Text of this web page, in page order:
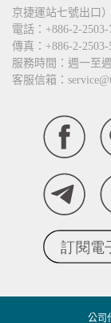
京捷運站七號出口）
電話：+886-2-
傳真：+886-2-2503-
服務時間：週一至
客服信箱：
公司